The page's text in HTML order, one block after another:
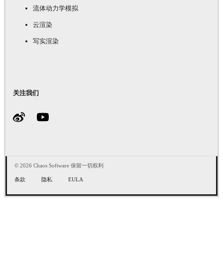
流体动力学模拟
云渲染
写实渲染
关注我们
© 2026 Chaos Software 保留一切权利
条款 隐私 EULA